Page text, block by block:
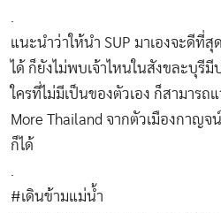
แนะนำว่าให้นำ SUP มาเองจะดีที่สุ
ได้ ก็ยังไม่พบเจ้าไหนในสังขละบุรีมี
ใครที่ไม่มีเป็นของตัวเอง ก็สามารถ
More Thailand จากตัวเมืองกาญจ
ก็ได้
#เดินข้ามแม่น้ำ